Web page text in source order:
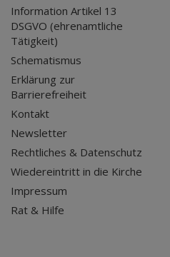
Information Artikel 13
DSGVO (ehrenamtliche
Tätigkeit)
Schematismus
Erklärung zur
Barrierefreiheit
Kontakt
Newsletter
Rechtliches & Datenschutz
Wiedereintritt in die Kirche
Impressum
Rat & Hilfe